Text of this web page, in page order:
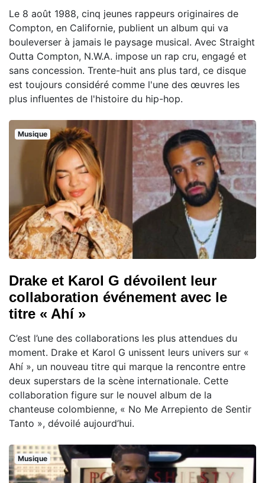
Le 8 août 1988, cinq jeunes rappeurs originaires de
Compton, en Californie, publient un album qui va
bouleverser à jamais le paysage musical. Avec Straight
Outta Compton, N.W.A. impose un rap cru, engagé et
sans concession. Trente-huit ans plus tard, ce disque
est toujours considéré comme l'une des œuvres les
plus influentes de l'histoire du hip-hop.
Musique
Drake et Karol G dévoilent leur
collaboration événement avec le
titre « Ahí »
C’est l’une des collaborations les plus attendues du
moment. Drake et Karol G unissent leurs univers sur «
Ahí », un nouveau titre qui marque la rencontre entre
deux superstars de la scène internationale. Cette
collaboration figure sur le nouvel album de la
chanteuse colombienne, « No Me Arrepiento de Sentir
Tanto », dévoilé aujourd’hui.
Musique